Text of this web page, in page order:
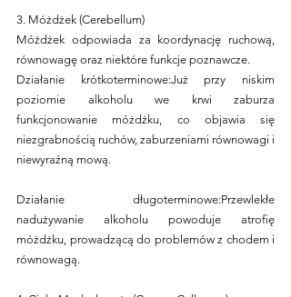
3. Móżdżek (Cerebellum)
Móżdżek odpowiada za koordynację ruchową,
równowagę oraz niektóre funkcje poznawcze.
Działanie krótkoterminowe:Już przy niskim
poziomie alkoholu we krwi zaburza
funkcjonowanie móżdżku, co objawia się
niezgrabnością ruchów, zaburzeniami równowagi i
niewyraźną mową.
Działanie długoterminowe:Przewlekłe
nadużywanie alkoholu powoduje atrofię
móżdżku, prowadzącą do problemów z chodem i
równowagą.